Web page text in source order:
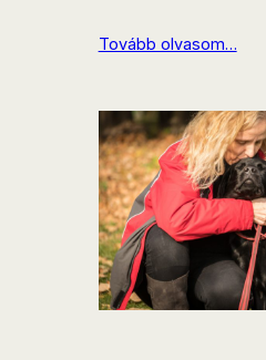
Tovább olvasom…